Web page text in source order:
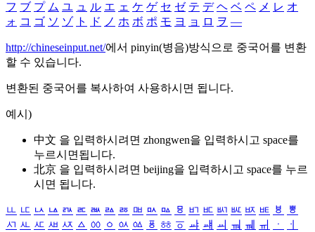
フ ブ プ ム ユ ュ ル エ ェ ケ ゲ セ ゼ テ デ ヘ ベ ペ メ レ オ
ォ コ ゴ ソ ゾ ト ド ノ ホ ボ ポ モ ヨ ョ ロ ヲ ―
http://chineseinput.net/에서 pinyin(병음)방식으로 중국어를 변환
할 수 있습니다.
변환된 중국어를 복사하여 사용하시면 됩니다.
예시)
中文 을 입력하시려면 zhongwen을 입력하시고 space를
누르시면됩니다.
北京 을 입력하시려면 beijing을 입력하시고 space를 누르
시면 됩니다.
ㅥ ㅦ ㅧ ㅨ ㅩ ㅪ ㅫ ㅬ ㅭ ㅮ ㅯ ㅰ ㅱ ㅲ ㅳ ㅴ ㅵ ㅶ ㅷ ㅸ
ㅹ
ㅺ ㅻ ㅼ ㅽ ㅾ ㅿ ㆀ ㆁ ㆂ ㆃ ㆄ ㆅ ㆆ ㆇ ㆈ ㆉ ㆊ ㆋ ㆌ ㆍ
ㆎ